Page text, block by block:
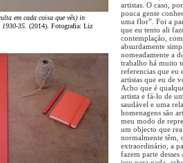
em cada coisa que vês) in
35. (2014). Fotografia: Liz
artistas. O caso,
pouca gente
uma flor”. Foi a
que eu tento ali
contemplação,
absurdamente
nomeadamente a
trabalho há muito
referencias que eu
artistas que eu de
Acho que é
artista e fá-lo de
saudável e uma
homenagens são
meu modo de
um objecto que
normalmente têm,
extraordinário, a
fazem parte